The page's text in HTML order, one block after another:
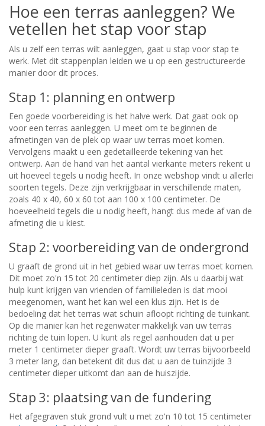
Hoe een terras aanleggen? We
vetellen het stap voor stap
Als u zelf een terras wilt aanleggen, gaat u stap voor stap te
werk. Met dit stappenplan leiden we u op een gestructureerde
manier door dit proces.
Stap 1: planning en ontwerp
Een goede voorbereiding is het halve werk. Dat gaat ook op
voor een terras aanleggen. U meet om te beginnen de
afmetingen van de plek op waar uw terras moet komen.
Vervolgens maakt u een gedetailleerde tekening van het
ontwerp. Aan de hand van het aantal vierkante meters rekent u
uit hoeveel tegels u nodig heeft. In onze webshop vindt u allerlei
soorten tegels. Deze zijn verkrijgbaar in verschillende maten,
zoals 40 x 40, 60 x 60 tot aan 100 x 100 centimeter. De
hoeveelheid tegels die u nodig heeft, hangt dus mede af van de
afmeting die u kiest.
Stap 2: voorbereiding van de ondergrond
U graaft de grond uit in het gebied waar uw terras moet komen.
Dit moet zo'n 15 tot 20 centimeter diep zijn. Als u daarbij wat
hulp kunt krijgen van vrienden of familieleden is dat mooi
meegenomen, want het kan wel een klus zijn. Het is de
bedoeling dat het terras wat schuin afloopt richting de tuinkant.
Op die manier kan het regenwater makkelijk van uw terras
richting de tuin lopen. U kunt als regel aanhouden dat u per
meter 1 centimeter dieper graaft. Wordt uw terras bijvoorbeeld
3 meter lang, dan betekent dit dus dat u aan de tuinzijde 3
centimeter dieper uitkomt dan aan de huiszijde.
Stap 3: plaatsing van de fundering
Het afgegraven stuk grond vult u met zo'n 10 tot 15 centimeter